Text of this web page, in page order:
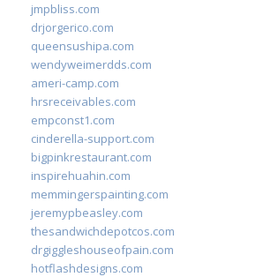
jmpbliss.com
drjorgerico.com
queensushipa.com
wendyweimerdds.com
ameri-camp.com
hrsreceivables.com
empconst1.com
cinderella-support.com
bigpinkrestaurant.com
inspirehuahin.com
memmingerspainting.com
jeremypbeasley.com
thesandwichdepotcos.com
drgiggleshouseofpain.com
hotflashdesigns.com